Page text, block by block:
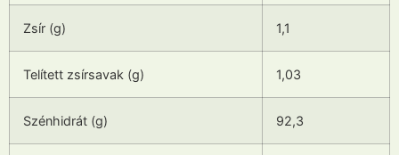
Zsír (g) 1,1
Telített zsírsavak (g) 1,03
Szénhidrát (g) 92,3